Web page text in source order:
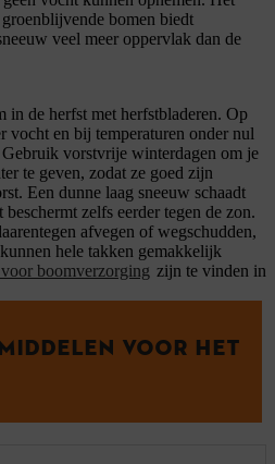
bomen biedt
veel meer oppervlak dan de
in de herfst met herfstbladeren. Op
vocht en bij temperaturen onder nul
vorstvrije winterdagen om je
te geven, zodat ze goed zijn
Een dunne laag sneeuw schaadt
zelfs eerder tegen de zon.
afvegen of wegschudden,
hele takken gemakkelijk
boomverzorging zijn te vinden in
VOOR HET